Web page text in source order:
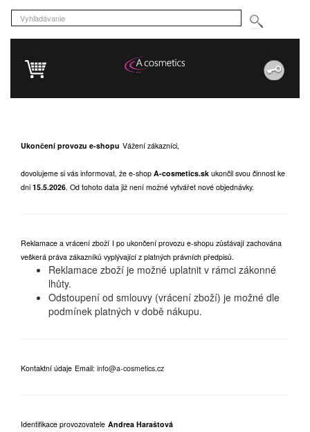
Ukončení provozu e-shopu Vážení zákazníci,
dovolujeme si vás informovat, že e-shop A-cosmetics.sk ukončil svou činnost ke
dni 15.5.2026. Od tohoto data již není možné vytvářet nové objednávky.
Reklamace a vrácení zboží I po ukončení provozu e-shopu zůstávají zachována
veškerá práva zákazníků vyplývající z platných právních předpisů.
Reklamace zboží je možné uplatnit v rámci zákonné
lhůty.
Odstoupení od smlouvy (vrácení zboží) je možné dle
podmínek platných v době nákupu.
Kontaktní údaje Email: info@a-cosmetics.cz
Identifikace provozovatele Andrea Haraštová